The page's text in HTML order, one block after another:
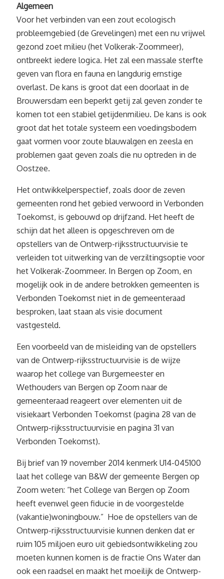
Algemeen
Voor het verbinden van een zout ecologisch
probleemgebied (de Grevelingen) met een nu vrijwel
gezond zoet milieu (het Volkerak-Zoommeer),
ontbreekt iedere logica. Het zal een massale sterfte
geven van flora en fauna en langdurig ernstige
overlast. De kans is groot dat een doorlaat in de
Brouwersdam een beperkt getij zal geven zonder te
komen tot een stabiel getijdenmilieu. De kans is ook
groot dat het totale systeem een voedingsbodem
gaat vormen voor zoute blauwalgen en zeesla en
problemen gaat geven zoals die nu optreden in de
Oostzee.
Het ontwikkelperspectief, zoals door de zeven
gemeenten rond het gebied verwoord in Verbonden
Toekomst, is gebouwd op drijfzand. Het heeft de
schijn dat het alleen is opgeschreven om de
opstellers van de Ontwerp-rijksstructuurvisie te
verleiden tot uitwerking van de verziltingsoptie voor
het Volkerak-Zoommeer. In Bergen op Zoom, en
mogelijk ook in de andere betrokken gemeenten is
Verbonden Toekomst niet in de gemeenteraad
besproken, laat staan als visie document
vastgesteld.
Een voorbeeld van de misleiding van de opstellers
van de Ontwerp-rijksstructuurvisie is de wijze
waarop het college van Burgemeester en
Wethouders van Bergen op Zoom naar de
gemeenteraad reageert over elementen uit de
visiekaart Verbonden Toekomst (pagina 28 van de
Ontwerp-rijksstructuurvisie en pagina 31 van
Verbonden Toekomst).
Bij brief van 19 november 2014 kenmerk U14-045100
laat het college van B&W der gemeente Bergen op
Zoom weten: “het College van Bergen op Zoom
heeft evenwel geen fiducie in de voorgestelde
(vakantie)woningbouw.” Hoe de opstellers van de
Ontwerp-rijksstructuurvisie kunnen denken dat er
ruim 105 miljoen euro uit gebiedsontwikkeling zou
moeten kunnen komen is de fractie Ons Water dan
ook een raadsel en maakt het moeilijk de Ontwerp-